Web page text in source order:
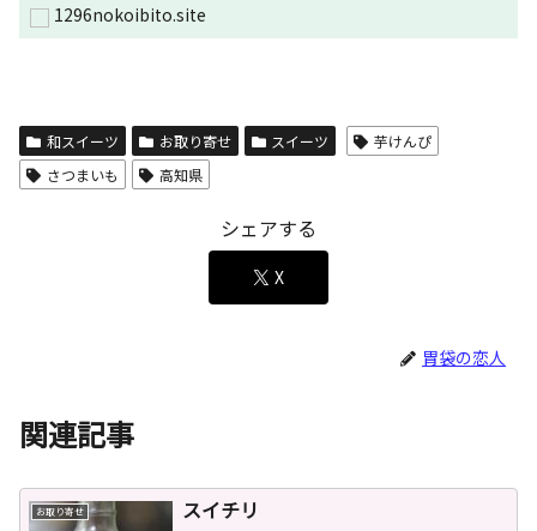
1296nokoibito.site
和スイーツ お取り寄せ スイーツ
芋けんぴ
さつまいも
高知県
シェアする
X
胃袋の恋人
関連記事
お取り寄せ スイチリ